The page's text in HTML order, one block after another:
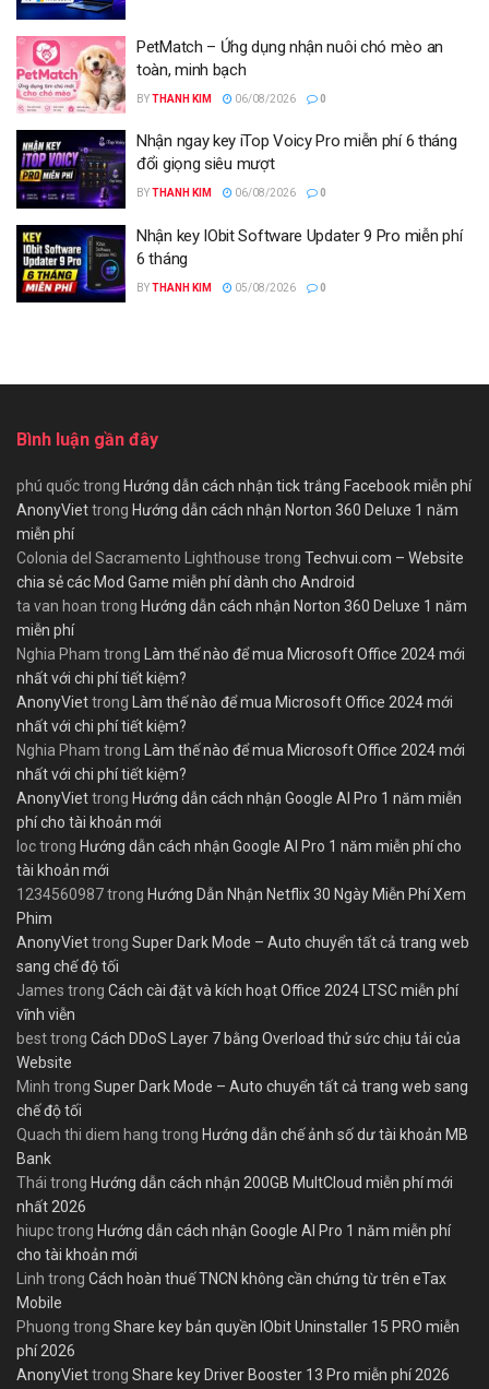
PetMatch – Ứng dụng nhận nuôi chó mèo an
toàn, minh bạch
BYTHANH KIM 06/08/2026 0
Nhận ngay key iTop Voicy Pro miễn phí 6 tháng
đổi giọng siêu mượt
BYTHANH KIM 06/08/2026 0
Nhận key IObit Software Updater 9 Pro miễn phí
6 tháng
BYTHANH KIM 05/08/2026 0
Bình luận gần đây
phú quốctrong Hướng dẫn cách nhận tick trắng Facebook miễn phí
AnonyViettrong Hướng dẫn cách nhận Norton 360 Deluxe 1 năm
miễn phí
Colonia del Sacramento Lighthouse trong Techvui.com – Website
chia sẻ các Mod Game miễn phí dành cho Android
ta van hoan trong Hướng dẫn cách nhận Norton 360 Deluxe 1 năm
miễn phí
Nghia Pham trong Làm thế nào để mua Microsoft Office 2024 mới
nhất với chi phí tiết kiệm?
AnonyViettrong Làm thế nào để mua Microsoft Office 2024 mới
nhất với chi phí tiết kiệm?
Nghia Pham trong Làm thế nào để mua Microsoft Office 2024 mới
nhất với chi phí tiết kiệm?
AnonyViettrong Hướng dẫn cách nhận Google AI Pro 1 năm miễn
phí cho tài khoản mới
loctrong Hướng dẫn cách nhận Google AI Pro 1 năm miễn phí cho
tài khoản mới
1234560987trong Hướng Dẫn Nhận Netflix 30 Ngày Miễn Phí Xem
Phim
AnonyViettrong Super Dark Mode – Auto chuyển tất cả trang web
sang chế độ tối
James trong Cách cài đặt và kích hoạt Office 2024 LTSC miễn phí
vĩnh viễn
besttrong Cách DDoS Layer 7 bằng Overload thử sức chịu tải của
Website
Minh trong Super Dark Mode – Auto chuyển tất cả trang web sang
chế độ tối
Quach thi diem hang trong Hướng dẫn chế ảnh số dư tài khoản MB
Bank
Thái trong Hướng dẫn cách nhận 200GB MultCloud miễn phí mới
nhất 2026
hiupctrong Hướng dẫn cách nhận Google AI Pro 1 năm miễn phí
cho tài khoản mới
Linh trong Cách hoàn thuế TNCN không cần chứng từ trên eTax
Mobile
Phuong trong Share key bản quyền IObit Uninstaller 15 PRO miễn
phí 2026
AnonyViettrong Share key Driver Booster 13 Pro miễn phí 2026